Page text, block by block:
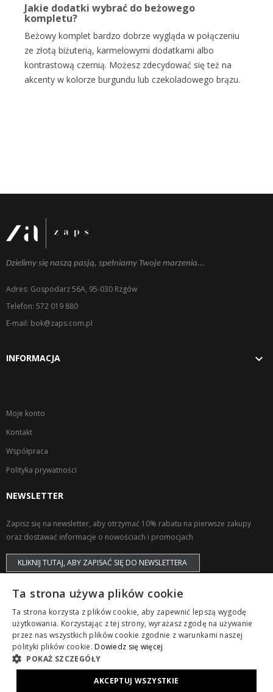
Jakie dodatki wybrać do beżowego
kompletu?
Beżowy komplet bardzo dobrze wygląda w połączeniu
ze złotą biżuterią, karmelowymi dodatkami albo
kontrastową czernią. Możesz zdecydować się też na
akcenty w kolorze burgundu lub czekoladowego brązu.
Dzielimy się naszą pasją, spełniamy Twoje marzenia...
Adres: Gospodarz 56A, 95-030 Rzgów
Telefon: 572 019 880
E-mail: bok@zaps.com.pl
INFORMACJA 
Moje konto
Kontakt
Współpraca
Polityka prywatności
NEWSLETTER
Zapisz się na newsletter, aby otrzymać 10% rabatu na pierwsze zakupy
oraz dostawać informacje o nowościach i promocjach
KLIKNIJ TUTAJ, ABY ZAPISAĆ SIĘ DO NEWSLETTERA
Copyright © ZAPS. All Rights Reserved.
Ta strona używa plików cookie
Ta strona korzysta z plików cookie, aby zapewnić lepszą wygodę
użytkowania. Korzystając z tej strony, wyrażasz zgodę na używanie
przez nas wszystkich plików cookie zgodnie z warunkami naszej
polityki plików cookie.Dowiedz się więcej
POKAŻ SZCZEGÓŁY
AKCEPTUJ WSZYSTKIE